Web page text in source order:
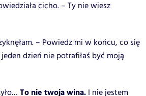
cicho. – Ty nie wiesz
– Powiedz mi w końcu, co się
dzień nie potrafiłaś być moją
To nie twoja wina. I nie jestem